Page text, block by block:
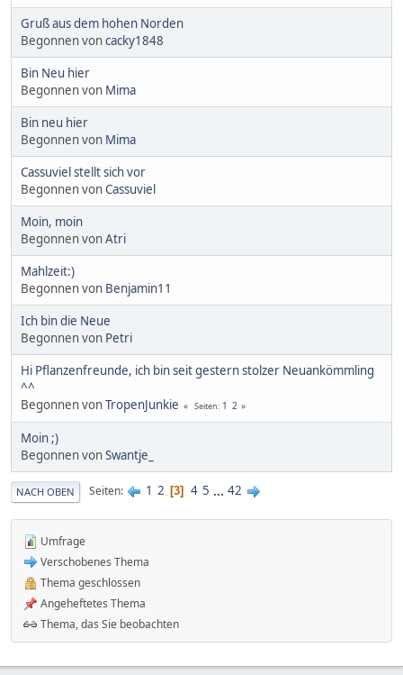
Gruß aus dem hohen Norden
Begonnen voncacky1848
Bin Neu hier
Begonnen von Mima
Bin neu hier
Begonnen von Mima
Cassuviel stellt sich vor
Begonnen vonCassuviel
Moin, moin
Begonnen vonAtri
Mahlzeit:)
Begonnen von Benjamin11
Ich bin die Neue
Begonnen von Petri
Hi Pflanzenfreunde, ich bin seit gestern stolzer Neuankömmling
^^
Begonnen vonTropenJunkie Seiten 1 2
Moin ;)
Begonnen vonSwantje_
NACH OBEN Seiten 1 2 3 4 5 ... 42
Umfrage
Verschobenes Thema
Thema geschlossen
Angeheftetes Thema
Thema, das Sie beobachten